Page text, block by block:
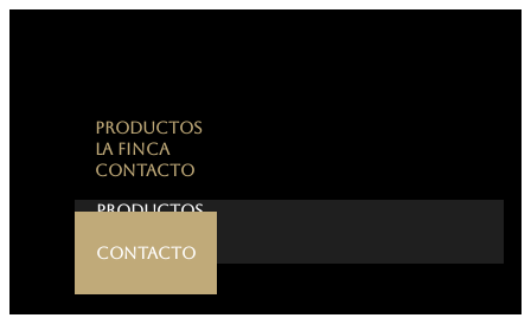
PRODUCTOS
LA FINCA
CONTACTO
PRODUCTOS
CONTACTO